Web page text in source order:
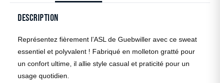
Description
Représentez fièrement l’ASL de Guebwiller avec ce sweat
essentiel et polyvalent ! Fabriqué en molleton gratté pour
un confort ultime, il allie style casual et praticité pour un
usage quotidien.